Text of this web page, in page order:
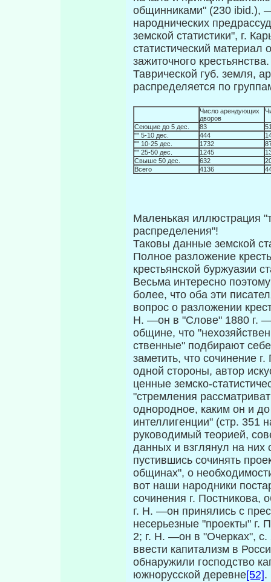
общинниками" (230 ibid.),
народнических
земской статистики", г.
статистический материал
зажиточного
Таврической губ. земля,
распределяется по
Число арендующих
дворов
Сеющие до 5 дес. 83
"" 5-10 дес.
444
"" 10-25 дес.
1732
"" 25-50 дес.
1245
Свыше 50 дес.
632
Всего
4136
Маленькая иллюстрация
распределения"!
Таковы данные земской
Полное разложение
крестьянской буржуазии
Весьма интересно
более, что оба эти
вопрос о разложении
Н. —он в "Слове" 1880 г.
общине, что
ственные" подбирают
заметить, что сочинение
одной стороны, автор
ценные земско-
"стремления
однородное, ка­ким он и
интеллигенции" (стр. 351
руководимый теорией,
данных и взглянул на них
пустившись сочинять
общинах", о
вот наши народники
сочинения г. Постникова,
г. Н. —он принялись с
несерьезные "проекты" г.
2; г. Н. —он в "Очерках",
ввести капитализм в
обнаружили господство
южнорусской деревне[52].